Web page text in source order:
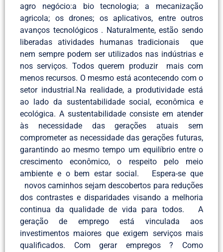
agro negócio:a bio tecnologia; a mecanização
agricola; os drones; os aplicativos, entre outros
avanços tecnológicos . Naturalmente, estão sendo
liberadas atividades humanas tradicionais que
nem sempre podem ser utilizados nas indústrias e
nos serviços. Todos querem produzir mais com
menos recursos. O mesmo está acontecendo com o
setor industrial.Na realidade, a produtividade está
ao lado da sustentabilidade social, econômica e
ecológica. A sustentabilidade consiste em atender
às necessidade das gerações atuais sem
comprometer as necessidade das gerações futuras,
garantindo ao mesmo tempo um equilíbrio entre o
crescimento econômico, o respeito pelo meio
ambiente e o bem estar social. Espera-se que
novos caminhos sejam descobertos para reduções
dos contrastes e disparidades visando a melhoria
continua da qualidade de vida para todos. A
geração de emprego está vinculada aos
investimentos maiores que exigem serviços mais
qualificados. Com gerar empregos ? Como